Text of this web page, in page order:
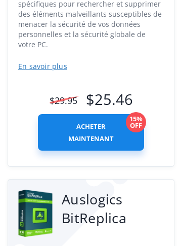
spécifiques pour rechercher et supprimer
des éléments malveillants susceptibles de
menacer la sécurité de vos données
personnelles et la sécurité globale de
votre PC.
En savoir plus
$29.95 $25.46
ACHETER
MAINTENANT
15%
OFF
Auslogics
BitReplica